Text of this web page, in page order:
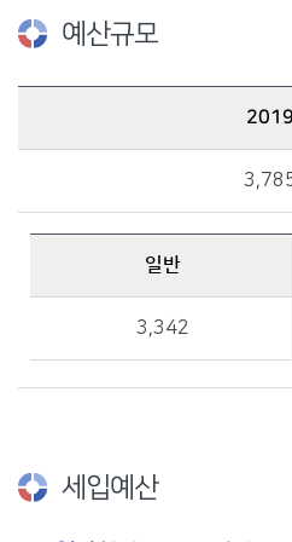
예산규모
2019
일반
3,342
세입예산